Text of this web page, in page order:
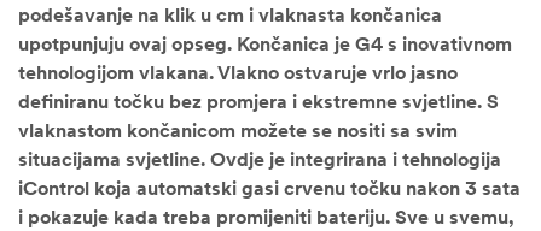
podešavanje na klik u cm i vlaknasta končanica
upotpunjuju ovaj opseg. Končanica je G4 s inovativnom
tehnologijom vlakana. Vlakno ostvaruje vrlo jasno
definiranu točku bez promjera i ekstremne svjetline. S
vlaknastom končanicom možete se nositi sa svim
situacijama svjetline. Ovdje je integrirana i tehnologija
iControl koja automatski gasi crvenu točku nakon 3 sata
i pokazuje kada treba promijeniti bateriju. Sve u svemu,